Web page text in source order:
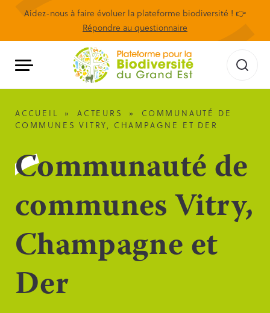
Aidez-nous à faire évoluer la plateforme biodiversité ! 👉
Répondre au questionnaire
ACCUEIL » ACTEURS »
COMMUNAUTÉ DE
COMMUNES VITRY, CHAMPAGNE ET DER
Communauté de
communes Vitry,
Champagne et
Der